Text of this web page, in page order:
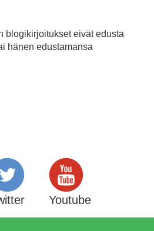
blogikirjoitukset eivät edusta
hänen edustamansa
Youtube